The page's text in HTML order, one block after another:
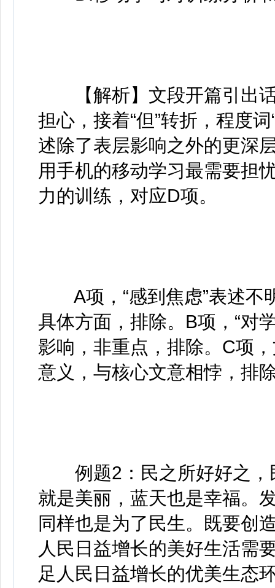
【解析】文段开篇引出话
担心，接着“但”转折，程度
述除了表层影响之外的更深
用手机的移动学习最需要担
力的训练，对应D项。
A项，“感到焦虑”表述不
具体方面，排除。B项，“对
影响，非重点，排除。C项
意义，与核心文意相悖，排
例题2：民之所好好之，
就是美丽，蓝天也是幸福。
同样也是为了民生。既要创
人民日益增长的美好生活需
足人民日益增长的优美生态